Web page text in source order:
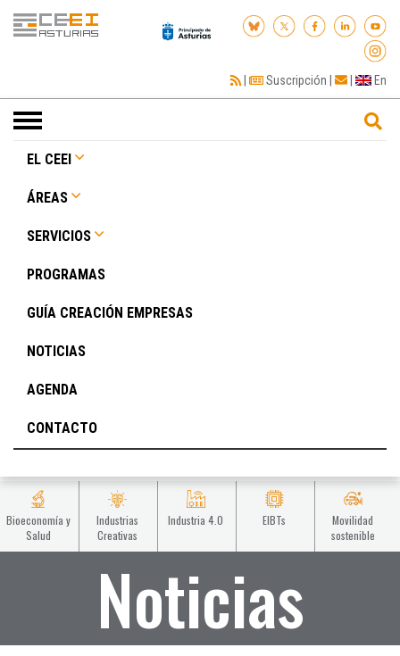
| Suscripción | | En
Toggle
navigation
EL CEEI
ÁREAS
SERVICIOS
PROGRAMAS
GUÍA CREACIÓN EMPRESAS
NOTICIAS
AGENDA
CONTACTO
Bioeconomía y
Salud
Industrias
Creativas
Industria 4.0 EIBTs
Movilidad
sostenible
Noticias